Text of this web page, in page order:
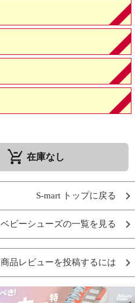
remove_shopping_cart 在庫なし
S-mart トップに戻る
ベビーシューズの一覧を見る
商品レビューを投稿するには